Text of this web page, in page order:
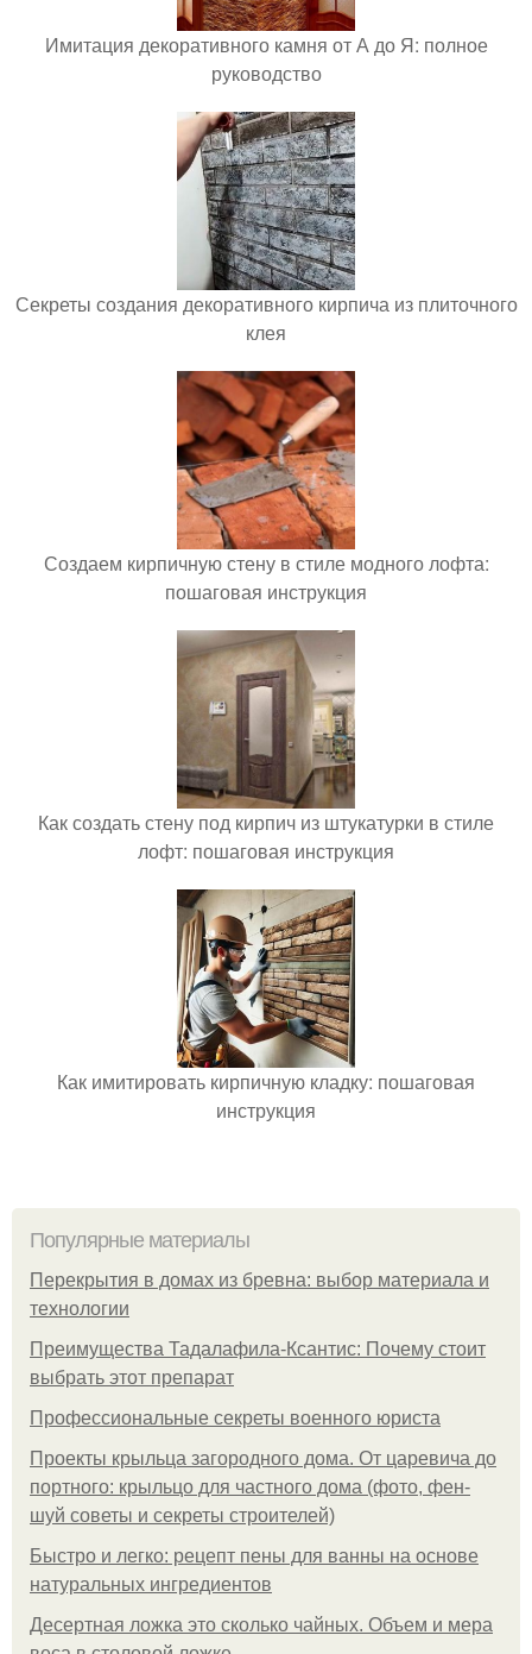
Имитация декоративного камня от А до Я: полное
руководство
Секреты создания декоративного кирпича из плиточного
клея
Создаем кирпичную стену в стиле модного лофта:
пошаговая инструкция
Как создать стену под кирпич из штукатурки в стиле
лофт: пошаговая инструкция
Как имитировать кирпичную кладку: пошаговая
инструкция
Популярные материалы
Перекрытия в домах из бревна: выбор материала и
технологии
Преимущества Тадалафила-Ксантис: Почему стоит
выбрать этот препарат
Профессиональные секреты военного юриста
Проекты крыльца загородного дома. От царевича до
портного: крыльцо для частного дома (фото, фен-
шуй советы и секреты строителей)
Быстро и легко: рецепт пены для ванны на основе
натуральных ингредиентов
Десертная ложка это сколько чайных. Объем и мера